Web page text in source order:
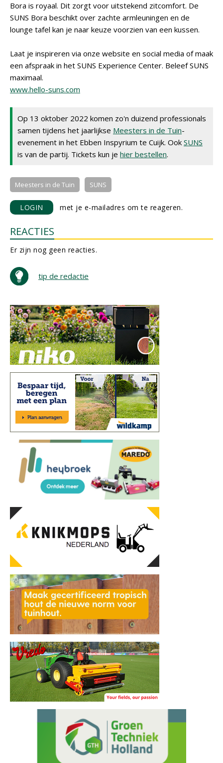
Bora is royaal. Dit zorgt voor uitstekend zitcomfort. De
SUNS Bora beschikt over zachte armleuningen en de
lounge tafel kan je naar keuze voorzien van een kussen.
Laat je inspireren via onze website en social media of maak
een afspraak in het SUNS Experience Center. Beleef SUNS
maximaal.
www.hello-suns.com
Op 13 oktober 2022 komen zo'n duizend professionals
samen tijdens het jaarlijkse Meesters in de Tuin-
evenement in het Ebben Inspyrium te Cuijk. Ook SUNS
is van de partij. Tickets kun je hier bestellen.
Meesters in de Tuin SUNS
LOGIN met je e-mailadres om te reageren.
REACTIES
Er zijn nog geen reacties.
tip de redactie